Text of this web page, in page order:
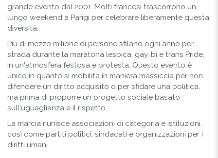
grande evento dal 2001. Molti francesi trascorrono un
lungo weekend a Parigi per celebrare liberamente questa
diversità.
Più di mezzo milione di persone sfilano ogni anno per
strada durante la maratona lesbica, gay, bi e trans Pride,
in un'atmosfera festosa e protesta. Questo evento è
unico in quanto si mobilita in maniera massiccia per non
difendere un diritto acquisito o per sfidare una politica,
ma prima di proporre un progetto sociale basato
sull'uguaglianza e il rispetto.
La marcia riunisce associazioni di categoria e istituzioni,
così come partiti politici, sindacati e organizzazioni per i
diritti umani.